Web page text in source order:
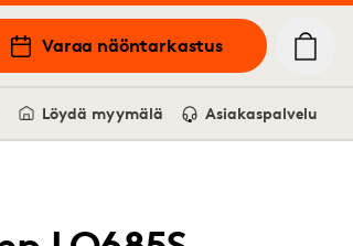
Varaa näöntarkastus
Löydä myymälä Asiakaspalvelu